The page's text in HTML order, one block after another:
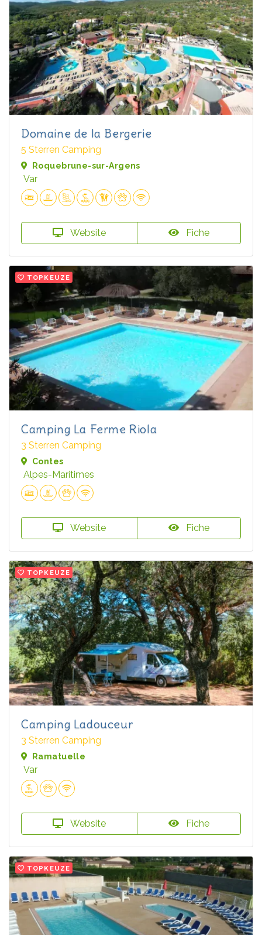
Domaine de la Bergerie
5 Sterren Camping
Roquebrune-sur-Argens
Var
Website Fiche
TOPKEUZE
Camping La Ferme Riola
3 Sterren Camping
Contes
Alpes-Maritimes
Website Fiche
TOPKEUZE
Camping Ladouceur
3 Sterren Camping
Ramatuelle
Var
Website Fiche
TOPKEUZE